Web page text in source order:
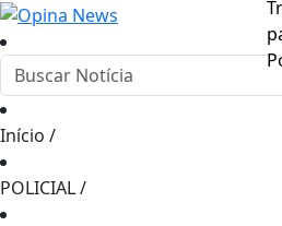
Início /
POLICIAL/